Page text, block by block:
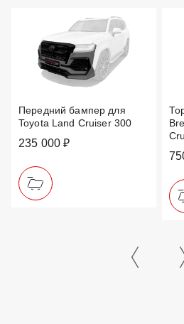
Передний бампер для
Toyota Land Cruiser 300
235 000 ₽